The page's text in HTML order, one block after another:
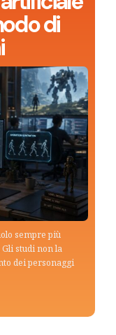
di
sempre più
studi non la
dei personaggi